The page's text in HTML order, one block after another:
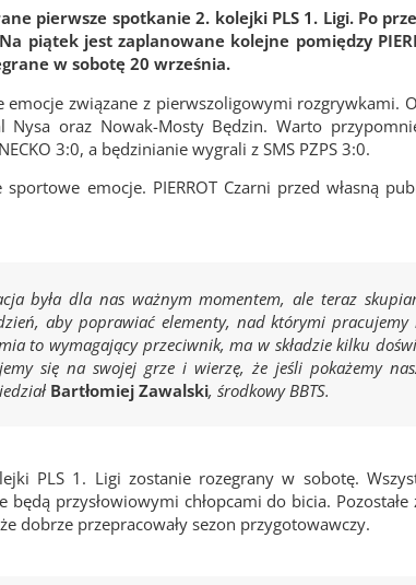
pierwsze spotkanie 2. kolejki PLS 1. Ligi. Po
piątek jest zaplanowane kolejne pomiędzy
w sobotę 20 września.
emocje związane z pierwszoligowymi
Nysa oraz Nowak-Mosty Będzin. Warto
3:0, a będzinianie wygrali z SMS PZPS 3:0.
emocje. PIERROT Czarni przed własną
była dla nas ważnym momentem, ale teraz
aby poprawiać elementy, nad którymi
to wymagający przeciwnik, ma w składzie kilku
się na swojej grze i wierzę, że jeśli pokażemy
Bartłomiej Zawalski, środkowy BBTS.
PLS 1. Ligi zostanie rozegrany w sobotę.
będą przysłowiowymi chłopcami do bicia.
dobrze przepracowały sezon przygotowawczy.